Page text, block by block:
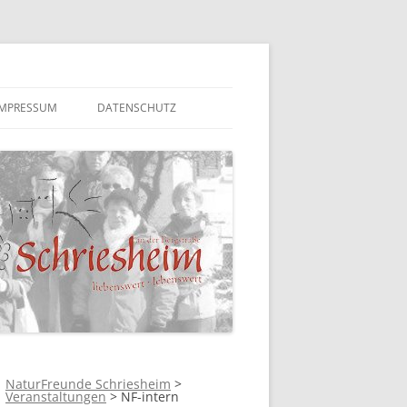
DATENSCHUTZ
NaturFreunde Schriesheim >
Veranstaltungen>NF-intern